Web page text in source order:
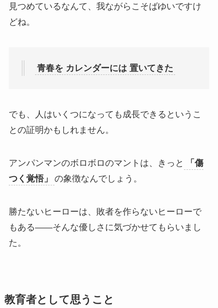
見つめているなんて、我ながらこそばゆいですけ
どね。
青春を カレンダーには 置いてきた
でも、人はいくつになっても成長できるというこ
との証明かもしれません。
アンパンマンのボロボロのマントは、きっと
「傷
つく覚悟」
の象徴なんでしょう。
勝たないヒーローは、敗者を作らないヒーローで
もある——そんな優しさに気づかせてもらいまし
た。
教育者として思うこと